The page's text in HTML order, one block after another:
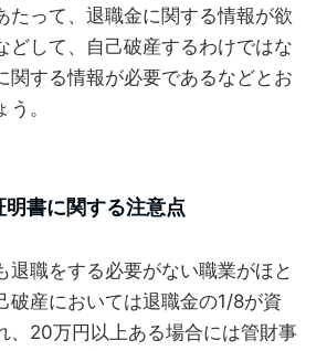
たって、退職金に関する情報が欲
どして、自己破産するわけではな
関する情報が必要であるなどとお
。
書に関する注意点
退職をする必要がない職業がほと
破産においては退職金の1/8が資
、20万円以上ある場合には管財事